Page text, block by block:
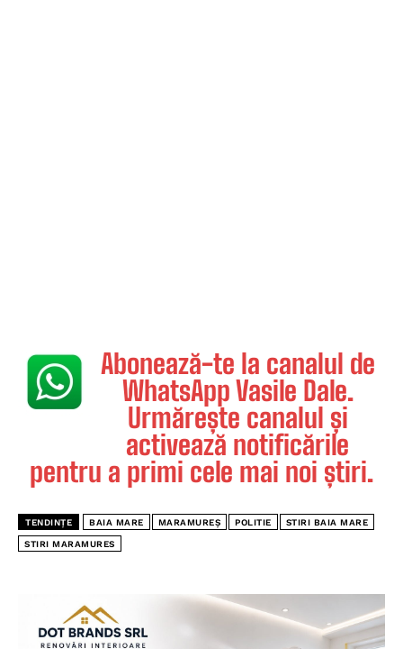
Abonează-te la canalul de
WhatsApp Vasile Dale.
Urmărește canalul și
activează notificările
pentru a primi cele mai noi știri.
TENDINȚE BAIA MARE MARAMUREȘ POLITIE STIRI BAIA MARE
STIRI MARAMURES